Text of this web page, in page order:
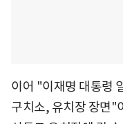
이어 "이재명 대통령
구치소, 유치장 장면"